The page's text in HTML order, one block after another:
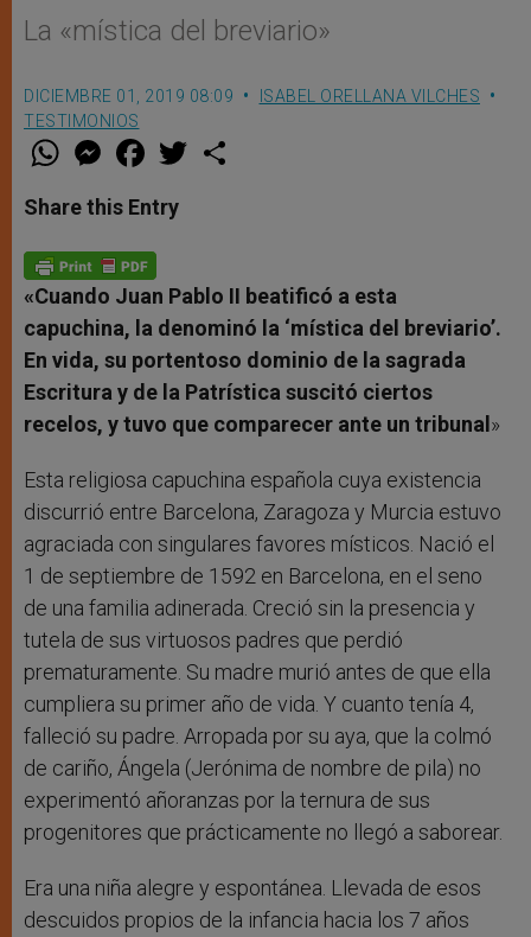
La «mística del breviario»
DICIEMBRE 01, 2019 08:09
ISABEL ORELLANA VILCHES
TESTIMONIOS
W
t
s
p
p
M
e
s
e
g
e
r
F
a
e
b
o
k
w
Share this Entry
«Cuando Juan Pablo II beatificó a esta
capuchina, la denominó la ‘mística del breviario’.
En vida, su portentoso dominio de la sagrada
Escritura y de la Patrística suscitó ciertos
recelos, y tuvo que comparecer ante un tribunal»
Esta religiosa capuchina española cuya existencia
discurrió entre Barcelona, Zaragoza y Murcia estuvo
agraciada con singulares favores místicos. Nació el
1 de septiembre de 1592 en Barcelona, en el seno
de una familia adinerada. Creció sin la presencia y
tutela de sus virtuosos padres que perdió
prematuramente. Su madre murió antes de que ella
cumpliera su primer año de vida. Y cuanto tenía 4,
falleció su padre. Arropada por su aya, que la colmó
de cariño, Ángela (Jerónima de nombre de pila) no
experimentó añoranzas por la ternura de sus
progenitores que prácticamente no llegó a saborear.
Era una niña alegre y espontánea. Llevada de esos
descuidos propios de la infancia hacia los 7 años